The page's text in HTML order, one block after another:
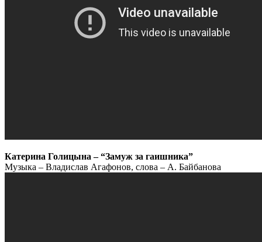
Катерина Голицына – “Замуж за гаишника”
Музыка – Владислав Агафонов, слова – А. Байбанова